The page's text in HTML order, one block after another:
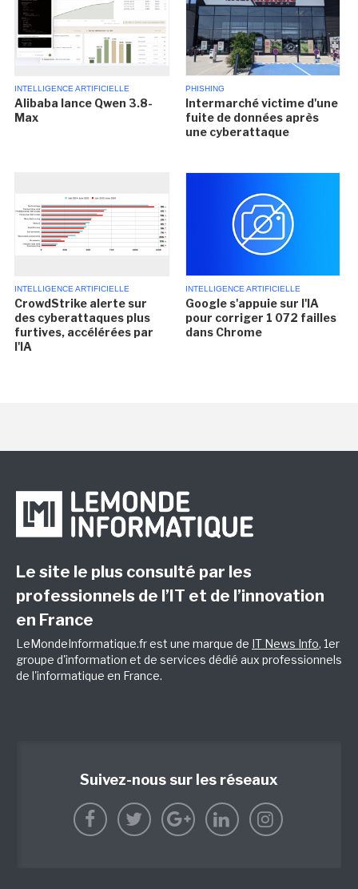
INTELLIGENCE ARTIFICIELLE
Alibaba lance Qwen 3.8-
Max
PHISHING
Intermarché victime d'une
fuite de données après
une cyberattaque
INTELLIGENCE ARTIFICIELLE
CrowdStrike alerte sur
des cyberattaques plus
furtives, accélérées par
l'IA
INTELLIGENCE ARTIFICIELLE
Google s'appuie sur l'IA
pour corriger 1 072 failles
dans Chrome
Le site le plus consulté par les
professionnels de l’IT et de l’innovation
en France
LeMondeInformatique.fr est une marque de IT News Info, 1er
groupe d'information et de services dédié aux professionnels
de l'informatique en France.
Suivez-nous sur les réseaux